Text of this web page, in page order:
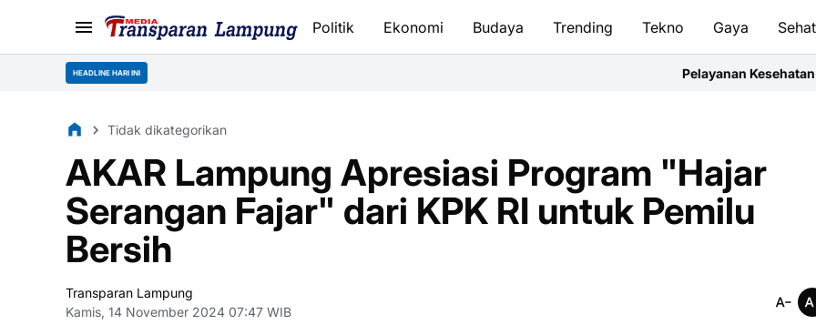
Politik Ekonomi Budaya Trending Tekno Gaya Sehat
HEADLINE HARI INI Pelayanan Kesehatan Harus Bergerak
Tidak dikategorikan
AKAR Lampung Apresiasi Program "Hajar
Serangan Fajar" dari KPK RI untuk Pemilu
Bersih
Transparan Lampung
Kamis, 14 November 2024 07:47 WIB